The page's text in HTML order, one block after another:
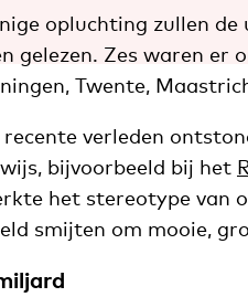
opluchting zullen de
gelezen. Zes waren er
Twente,
recente verleden
bijvoorbeeld bij het
het stereotype van
smijten om mooie,